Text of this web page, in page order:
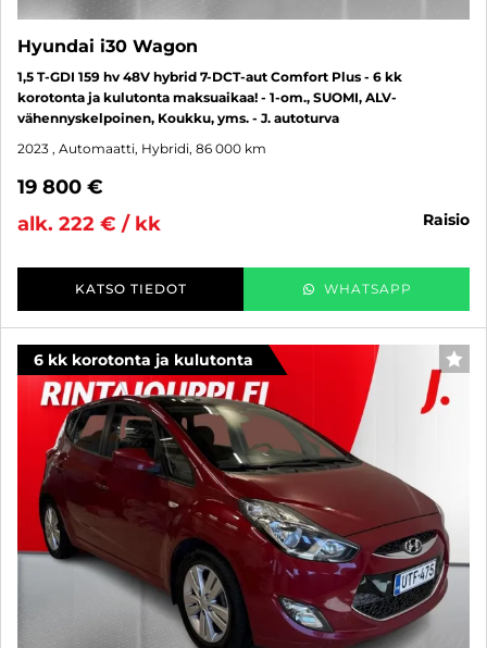
Hyundai i30 Wagon
1,5 T-GDI 159 hv 48V hybrid 7-DCT-aut Comfort Plus - 6 kk
korotonta ja kulutonta maksuaikaa! - 1-om., SUOMI, ALV-
vähennyskelpoinen, Koukku, yms. - J. autoturva
2023 , Automaatti, Hybridi, 86 000 km
19 800 €
alk. 222 € / kk
raisio
KATSO TIEDOT WHATSAPP
6 kk korotonta ja kulutonta